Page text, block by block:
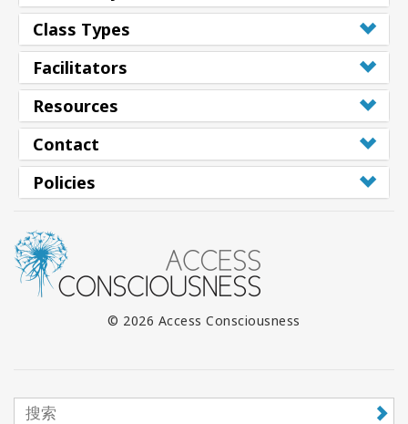
索
Class Types
Facilitators
Resources
Contact
Policies
© 2026 Access Consciousness